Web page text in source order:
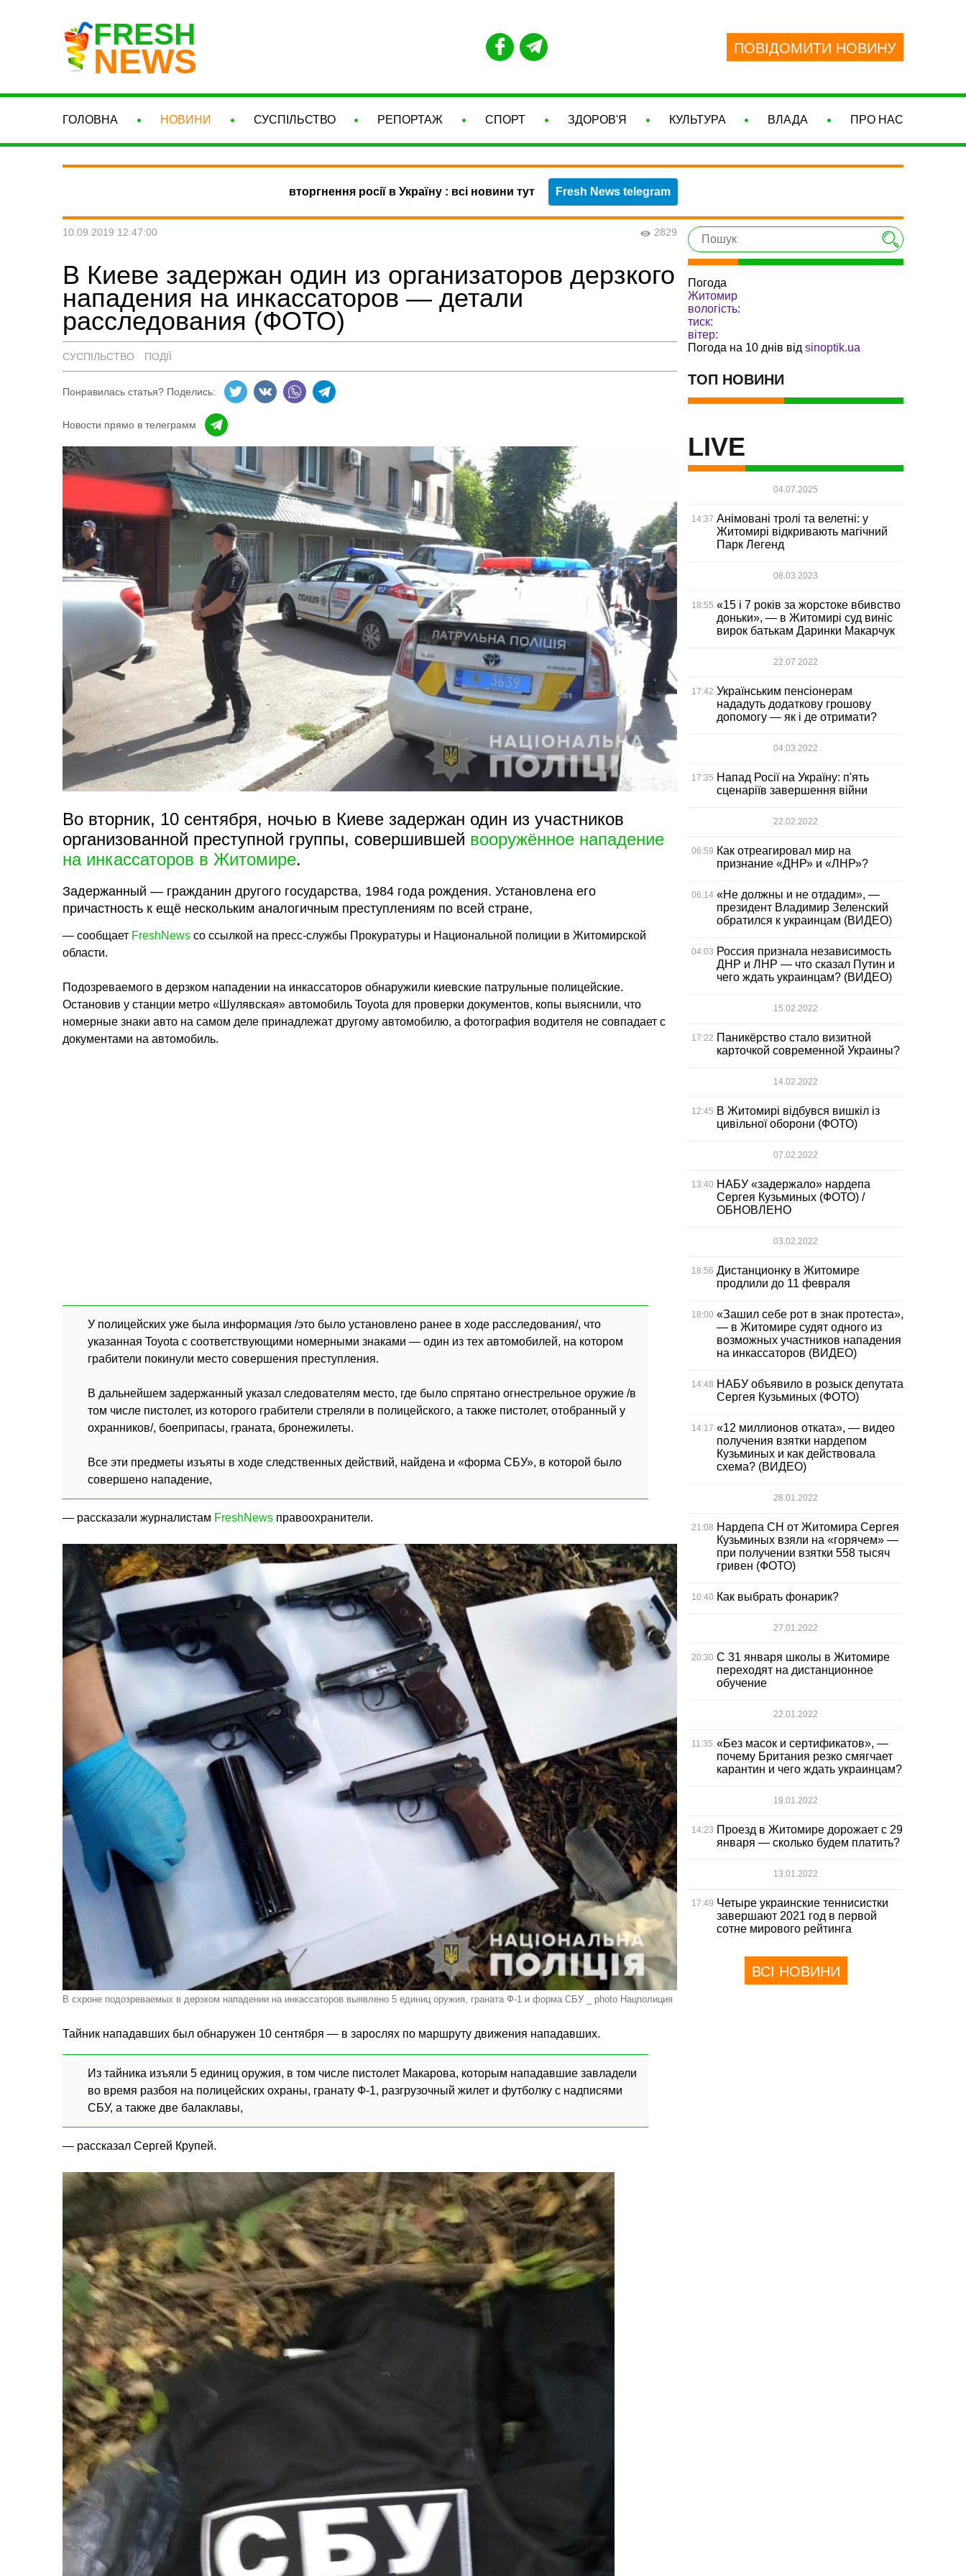
FRESH
NEWS ПОВІДОМИТИ НОВИНУ
ГОЛОВНА НОВИНИ СУСПІЛЬСТВО РЕПОРТАЖ СПОРТ ЗДОРОВ'Я КУЛЬТУРА ВЛАДА ПРО НАС
вторгнення росії в Україну : всі новини тут Fresh News telegram
10.09.2019 12:47:00 2829
В Киеве задержан один из организаторов дерзкого
нападения на инкассаторов — детали
расследования (ФОТО)
СУСПІЛЬСТВО ПОДІЇ
Понравилась статья? Поделись:
Новости прямо в телеграмм
Во вторник, 10 сентября, ночью в Киеве задержан один из участников
организованной преступной группы, совершившей вооружённое нападение
на инкассаторов в Житомире.
Задержанный — гражданин другого государства, 1984 года рождения. Установлена его
причастность к ещё нескольким аналогичным преступлениям по всей стране,
— сообщает FreshNews со ссылкой на пресс-службы Прокуратуры и Национальной полиции в Житомирской
области.
Подозреваемого в дерзком нападении на инкассаторов обнаружили киевские патрульные полицейские.
Остановив у станции метро «Шулявская» автомобиль Toyota для проверки документов, копы выяснили, что
номерные знаки авто на самом деле принадлежат другому автомобилю, а фотография водителя не совпадает с
документами на автомобиль.
У полицейских уже была информация /это было установлено ранее в ходе расследования/, что
указанная Toyota с соответствующими номерными знаками — один из тех автомобилей, на котором
грабители покинули место совершения преступления.
В дальнейшем задержанный указал следователям место, где было спрятано огнестрельное оружие /в
том числе пистолет, из которого грабители стреляли в полицейского, а также пистолет, отобранный у
охранников/, боеприпасы, граната, бронежилеты.
Все эти предметы изъяты в ходе следственных действий, найдена и «форма СБУ», в которой было
совершено нападение,
— рассказали журналистам FreshNews правоохранители.
В схроне подозреваемых в дерзком нападении на инкассаторов выявлено 5 единиц оружия, граната Ф-1 и форма СБУ _ photo Нацполиция
Тайник нападавших был обнаружен 10 сентября — в зарослях по маршруту движения нападавших.
Из тайника изъяли 5 единиц оружия, в том числе пистолет Макарова, которым нападавшие завладели
во время разбоя на полицейских охраны, гранату Ф-1, разгрузочный жилет и футболку с надписями
СБУ, а также две балаклавы,
— рассказал Сергей Крупей.
Погода
Житомир
вологість:
тиск:
вітер:
Погода на 10 днів від sinoptik.ua
ТОП НОВИНИ
LIVE
04.07.2025
14:37 Анімовані тролі та велетні: у
Житомирі відкривають магічний
Парк Легенд
08.03.2023
18:55 «15 і 7 років за жорстоке вбивство
доньки», — в Житомирі суд виніс
вирок батькам Даринки Макарчук
22.07.2022
17:42 Українським пенсіонерам
нададуть додаткову грошову
допомогу — як і де отримати?
04.03.2022
17:35 Напад Росії на Україну: п'ять
сценаріїв завершення війни
22.02.2022
06:59 Как отреагировал мир на
признание «ДНР» и «ЛНР»?
06:14 «Не должны и не отдадим», —
президент Владимир Зеленский
обратился к украинцам (ВИДЕО)
04:03 Россия признала независимость
ДНР и ЛНР — что сказал Путин и
чего ждать украинцам? (ВИДЕО)
15.02.2022
17:22 Паникёрство стало визитной
карточкой современной Украины?
14.02.2022
12:45 В Житомирі відбувся вишкіл із
цивільної оборони (ФОТО)
07.02.2022
13:40 НАБУ «задержало» нардепа
Сергея Кузьминых (ФОТО) /
ОБНОВЛЕНО
03.02.2022
18:56 Дистанционку в Житомире
продлили до 11 февраля
18:00 «Зашил себе рот в знак протеста»,
— в Житомире судят одного из
возможных участников нападения
на инкассаторов (ВИДЕО)
14:48 НАБУ объявило в розыск депутата
Сергея Кузьминых (ФОТО)
14:17 «12 миллионов отката», — видео
получения взятки нардепом
Кузьминых и как действовала
схема? (ВИДЕО)
28.01.2022
21:08 Нардепа СН от Житомира Сергея
Кузьминых взяли на «горячем» —
при получении взятки 558 тысяч
гривен (ФОТО)
10:40 Как выбрать фонарик?
27.01.2022
20:30 С 31 января школы в Житомире
переходят на дистанционное
обучение
22.01.2022
11:35 «Без масок и сертификатов», —
почему Британия резко смягчает
карантин и чего ждать украинцам?
19.01.2022
14:23 Проезд в Житомире дорожает с 29
января — сколько будем платить?
13.01.2022
17:49 Четыре украинские теннисистки
завершают 2021 год в первой
сотне мирового рейтинга
ВСІ НОВИНИ